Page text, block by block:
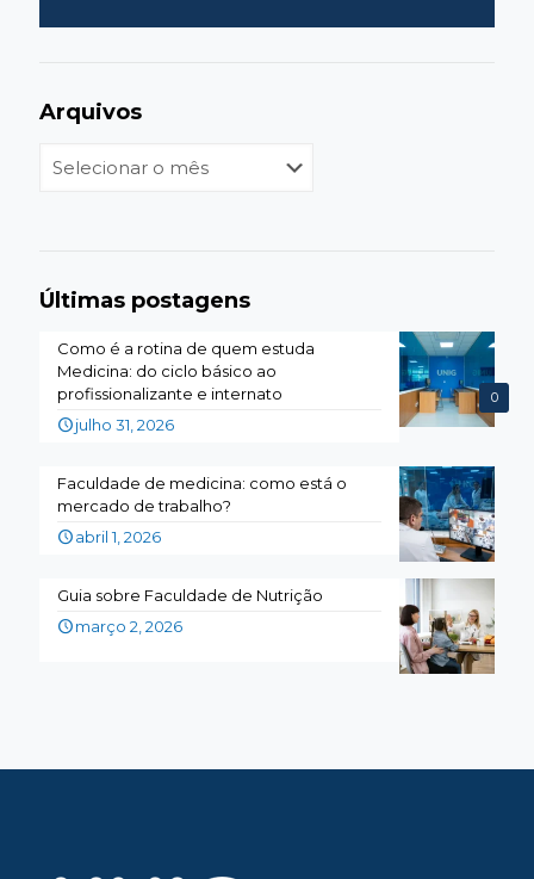
Arquivos
Últimas postagens
0
Como é a rotina de quem estuda
Medicina: do ciclo básico ao
profissionalizante e internato
julho 31, 2026
Faculdade de medicina: como está o
mercado de trabalho?
abril 1, 2026
Guia sobre Faculdade de Nutrição
março 2, 2026